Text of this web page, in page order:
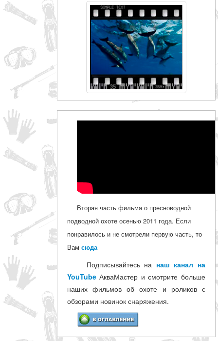
до
грн
Вторая часть фильма о пресноводной
подводной охоте осенью 2011 года. Если
понравилось и не смотрели первую часть, то
Вам сюда
Подписывайтесь на наш канал на
YouTubeАкваМастер и смотрите больше
наших фильмов об охоте и роликов с
обзорами новинок снаряжения.